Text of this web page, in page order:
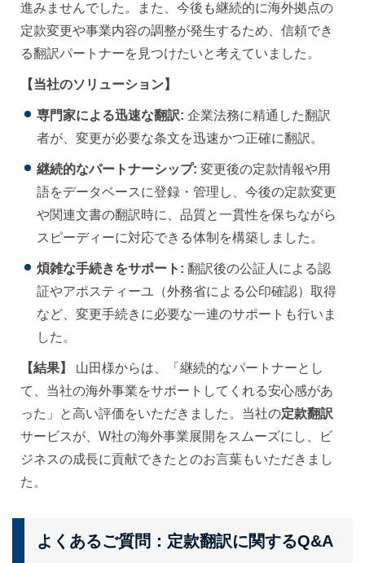
進みませんでした。また、今後も継続的に海外拠点の
定款変更や事業内容の調整が発生するため、信頼でき
る翻訳パートナーを見つけたいと考えていました。
【当社のソリューション】
専門家による迅速な翻訳: 企業法務に精通した翻訳
者が、変更が必要な条文を迅速かつ正確に翻訳。
継続的なパートナーシップ: 変更後の定款情報や用
語をデータベースに登録・管理し、今後の定款変更
や関連文書の翻訳時に、品質と一貫性を保ちながら
スピーディーに対応できる体制を構築しました。
煩雑な手続きをサポート: 翻訳後の公証人による認
証やアポスティーユ（外務省による公印確認）取得
など、変更手続きに必要な一連のサポートも行いま
した。
【結果】
山田様からは、「継続的なパートナーとし
て、当社の海外事業をサポートしてくれる安心感があ
った」と高い評価をいただきました。当社の定款翻訳
サービスが、W社の海外事業展開をスムーズにし、ビ
ジネスの成長に貢献できたとのお言葉もいただきまし
た。
よくあるご質問：定款翻訳に関するQ&A